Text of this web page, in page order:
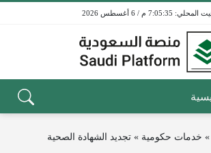
7:05:35 م / 6 أغسطس 2026
» خدمات حكومية » تجديد الشهادة الصحية